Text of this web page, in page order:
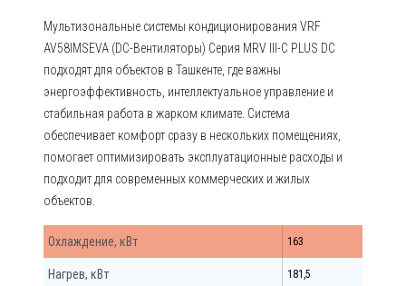
Мультизональные системы кондиционирования VRF
AV58IMSEVA (DC-Вентиляторы) Серия MRV III-C PLUS DC
подходят для объектов в Ташкенте, где важны
энергоэффективность, интеллектуальное управление и
стабильная работа в жарком климате. Система
обеспечивает комфорт сразу в нескольких помещениях,
помогает оптимизировать эксплуатационные расходы и
подходит для современных коммерческих и жилых
объектов.
Охлаждение, кВт 163
Нагрев, кВт 181,5